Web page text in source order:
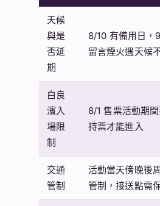
天候
與是
否延
期
8/10 有備用日，
留言煙火遇天候
白良
濱入
場限
制
8/1 售票活動期
持票才能進入
交通
管制
活動當天傍晚後
管制，接送點需